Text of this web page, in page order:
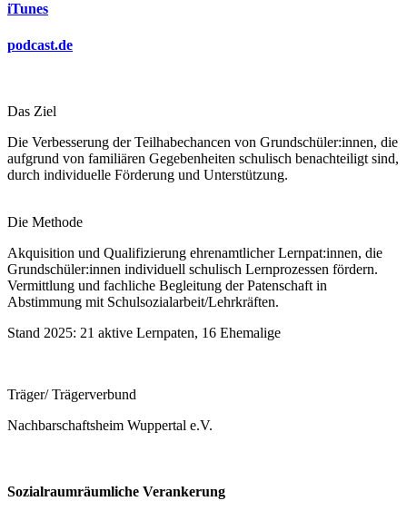
iTunes
podcast.de
Das Ziel
Die Verbesserung der Teilhabechancen von Grundschüler:innen, die
aufgrund von familiären Gegebenheiten schulisch benachteiligt sind,
durch individuelle Förderung und Unterstützung.
Die Methode
Akquisition und Qualifizierung ehrenamtlicher Lernpat:innen, die
Grundschüler:innen individuell schulisch Lernprozessen fördern.
Vermittlung und fachliche Begleitung der Patenschaft in
Abstimmung mit Schulsozialarbeit/Lehrkräften.
Stand 2025: 21 aktive Lernpaten, 16 Ehemalige
Träger/ Trägerverbund
Nachbarschaftsheim Wuppertal e.V.
Sozialraumräumliche Verankerung